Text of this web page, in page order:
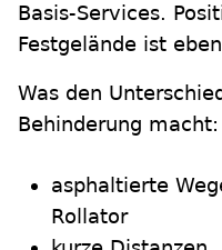
Basis-Services.
Festgelände ist
Was den
Behinderung macht:
asphaltierte
Rollator